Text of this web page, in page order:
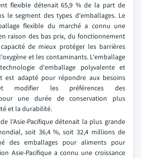
flexible détenait 65,9 % de la part de
le segment des types d'emballages. Le
flexible du marché a connu une
raison des bas prix, du fonctionnement
de mieux protéger les barrières
et les contaminants. L'emballage
d'emballage polyvalente et
est adapté pour répondre aux besoins
modifier les préférences des
une durée de conservation plus
et la durabilité.
l'Asie-Pacifique détenait la plus grande
soit 36,4 %, soit 32,4 millions de
des emballages pour aliments pour
Asie-Pacifique a connu une croissance